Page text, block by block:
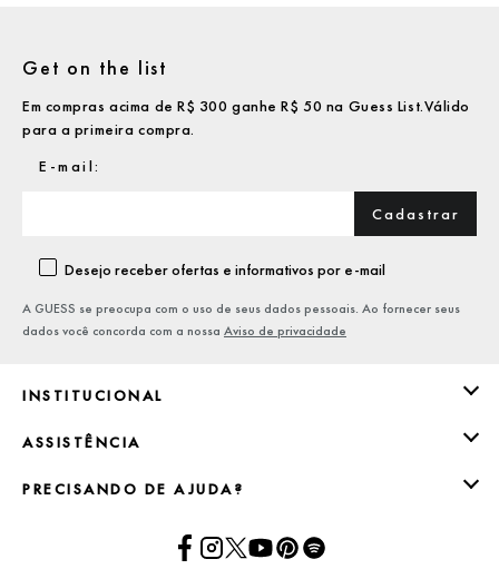
INSTITUCIONAL
ASSISTÊNCIA
PRECISANDO DE AJUDA?
Get on the list
Em compras acima de R$ 300 ganhe R$ 50 na Guess List.Válido
para a primeira compra.
Cadastrar
Desejo receber ofertas e informativos por e-mail
A GUESS se preocupa com o uso de seus dados pessoais. Ao fornecer seus
dados você concorda com a nossa Aviso de privacidade